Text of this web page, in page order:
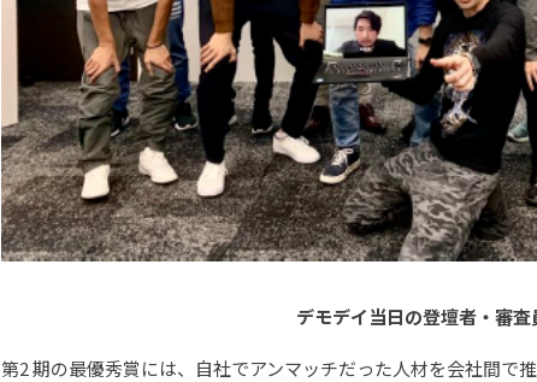
デモデイ当日の登壇者・審査
第2 期の最優秀賞には、自社でアンマッチだった人材を会社間で